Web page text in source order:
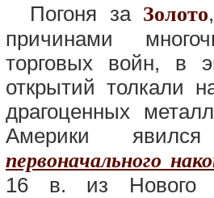
Погоня за Золото
причинами
торговых войн, в
открытий толкали
драгоценных
Америки
первоначального
16 в. из Нового